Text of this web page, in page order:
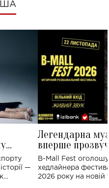
—
Легендарна
вперше
Україні: де
B-Mall Fest
хедлайнера
2026 року на новій